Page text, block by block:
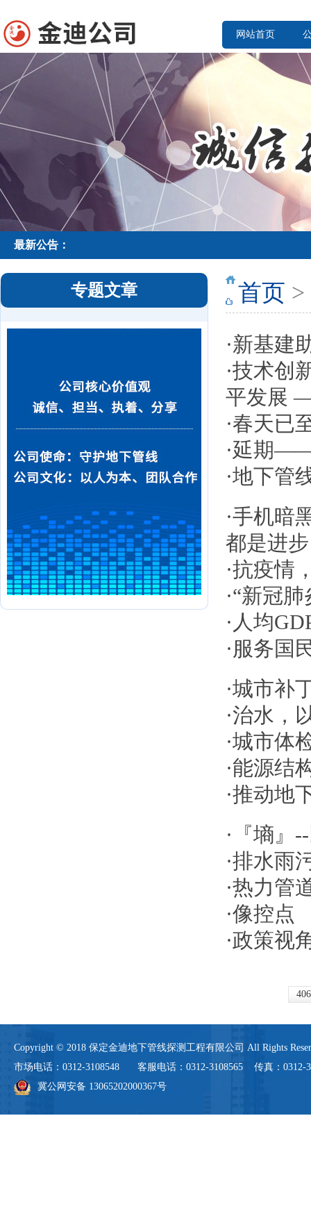
网站首页
最新公告：
专题文章 首页 >
·新基建
·技术创
平发展
·春天已
·延期——
·地下管
·手机暗
都是进
·抗疫情
·“新冠
· 人均
·服务国
·城市补
·治水，
·城市体
·能源结
·推动地
· 『墒』
·排水雨
·热力管
·像控点
·政策视
Copyright © 2018 保定金迪地下管线探测工程有限公司 All Rights
市场电话：0312-3108548 客服电话：0312-3108565 传真：
冀公网安备 13065202000367号